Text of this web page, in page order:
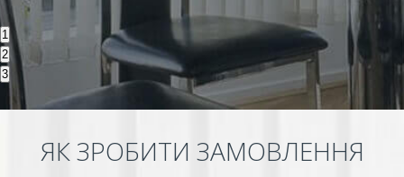
1
2
3
ЯК ЗРОБИТИ ЗАМОВЛЕННЯ